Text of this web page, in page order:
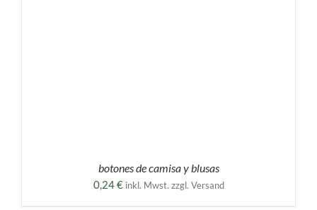
botones de camisa y blusas
0,24€ inkl. Mwst. zzgl. Versand